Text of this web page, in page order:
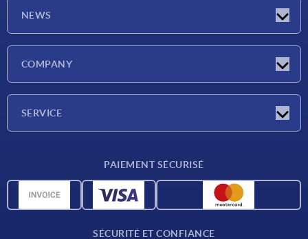
NEWS
COMPANY
SERVICE
Matériaux
PAIEMENT SÉCURISÉ
SÉCURITÉ ET CONFIANCE